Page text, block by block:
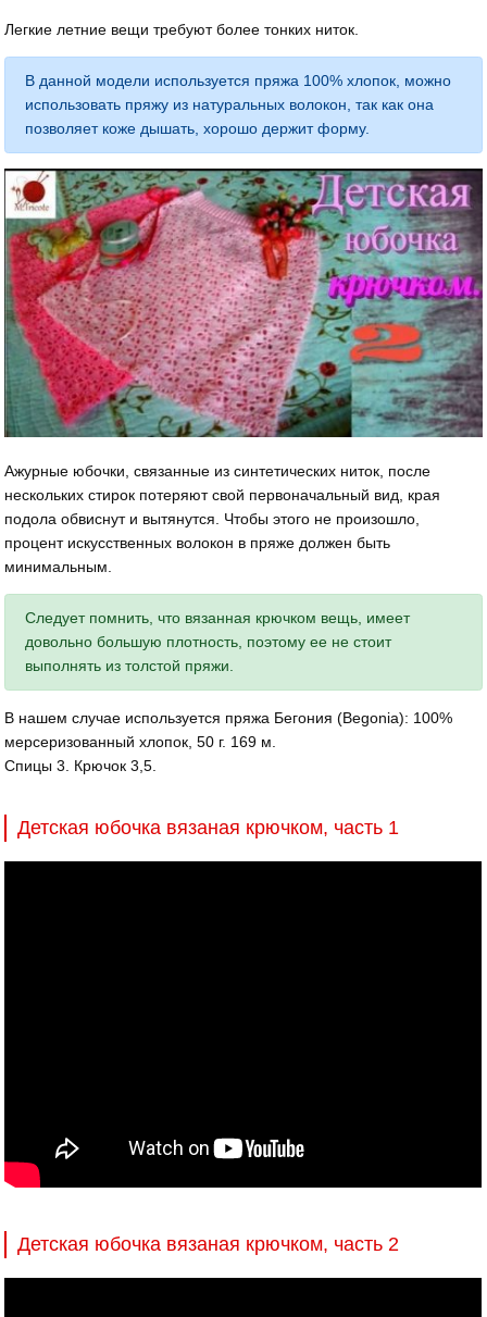
Легкие летние вещи требуют более тонких ниток.
В данной модели используется пряжа 100% хлопок, можно
использовать пряжу из натуральных волокон, так как она
позволяет коже дышать, хорошо держит форму.
Ажурные юбочки, связанные из синтетических ниток, после
нескольких стирок потеряют свой первоначальный вид, края
подола обвиснут и вытянутся. Чтобы этого не произошло,
процент искусственных волокон в пряже должен быть
минимальным.
Следует помнить, что вязанная крючком вещь, имеет
довольно большую плотность, поэтому ее не стоит
выполнять из толстой пряжи.
В нашем случае используется пряжа Бегония (Begonia): 100%
мерсеризованный хлопок, 50 г. 169 м.
Спицы 3. Крючок 3,5.
Детская юбочка вязаная крючком, часть 1
Детская юбочка вязаная крючком, часть 2